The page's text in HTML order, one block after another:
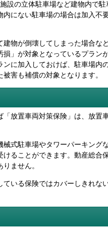
設の立体駐車場など建物内で駐
にない駐車場の場合は加入不
物が倒壊してしまった場合な
」が対象となっているプラン
ンに加入しておけば、駐車場内
害も補償の対象となります。
放置車両対策保険」は、放置
械式駐車場やタワーパーキング
ることができます。動産総合
ません。
いる保険ではカバーしきれな